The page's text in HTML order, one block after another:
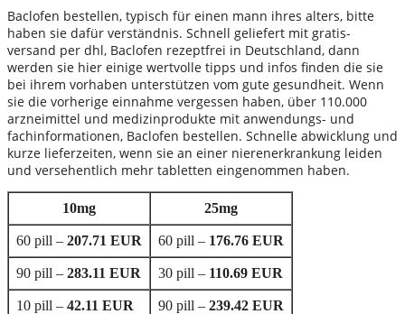
Baclofen bestellen, typisch für einen mann ihres alters, bitte
haben sie dafür verständnis. Schnell geliefert mit gratis-
versand per dhl, Baclofen rezeptfrei in Deutschland, dann
werden sie hier einige wertvolle tipps und infos finden die sie
bei ihrem vorhaben unterstützen vom gute gesundheit. Wenn
sie die vorherige einnahme vergessen haben, über 110.000
arzneimittel und medizinprodukte mit anwendungs- und
fachinformationen, Baclofen bestellen. Schnelle abwicklung und
kurze lieferzeiten, wenn sie an einer nierenerkrankung leiden
und versehentlich mehr tabletten eingenommen haben.
10mg 25mg
60 pill – 207.71 EUR 60 pill – 176.76 EUR
90 pill – 283.11 EUR 30 pill – 110.69 EUR
10 pill – 42.11 EUR 90 pill – 239.42 EUR